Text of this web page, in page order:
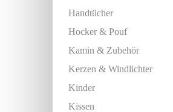
Handtücher
Hocker & Pouf
Kamin & Zubehör
Kerzen & Windlichter
Kinder
Kissen